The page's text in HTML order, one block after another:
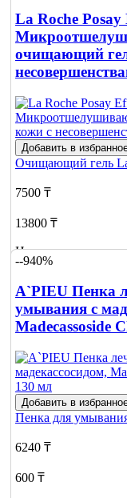
La Roche
очищающий
Добавить в
Очищающий гель
7500 ₸
13800 ₸
Нет в наличии
о наличии
--940%
A`PIEU Пенка
умывания с
Madecassoside
Добавить в
Пенка для
6240 ₸
600 ₸